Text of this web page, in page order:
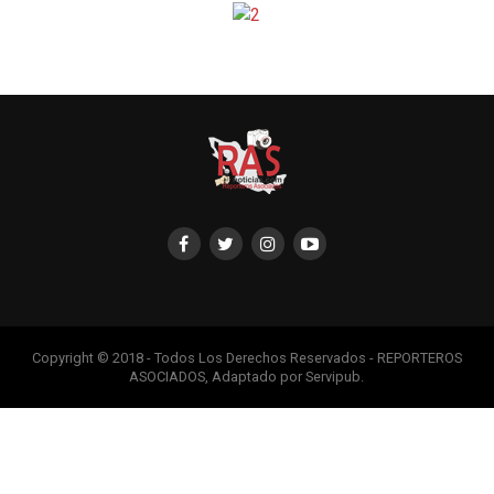
Copyright © 2018 - Todos Los Derechos Reservados - REPORTEROS
ASOCIADOS, Adaptado por Servipub.